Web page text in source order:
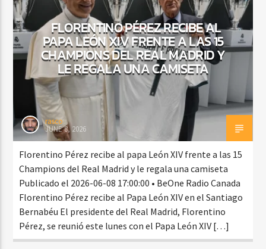
CURRENT SHOW
FIESTA DJ MIX
9:00 PM 12:00 AM
FLORENTINO PÉREZ RECIBE AL
PAPA LEÓN XIV FRENTE A LAS 15
CHAMPIONS DEL REAL MADRID Y
LE REGALA UNA CAMISETA
rasco
JUNE 8, 2026
Florentino Pérez recibe al papa León XIV frente a las 15
Champions del Real Madrid y le regala una camiseta
Publicado el 2026-06-08 17:00:00 • BeOne Radio Canada
Florentino Pérez recibe al Papa León XIV en el Santiago
Bernabéu El presidente del Real Madrid, Florentino
Pérez, se reunió este lunes con el Papa León XIV […]